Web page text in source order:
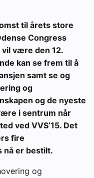
til årets store
Congress
vil være den 12.
kan se frem til å
samt se og
og
og de nyeste
i sentrum når
ved VVS’15. Det
fire
nå er bestilt.
og